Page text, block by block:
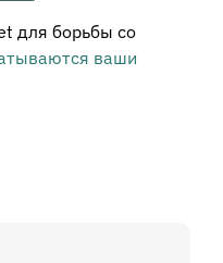
для борьбы со
ваши